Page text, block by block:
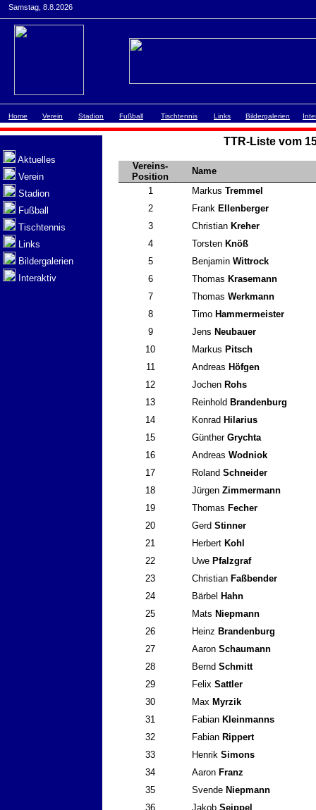
Samstag, 8.8.2026
Home Verein Stadion Fußball Tischtennis Links Bildergalerien
Aktuelles
Verein
Stadion
Fußball
Tischtennis
Links
Bildergalerien
Interaktiv
TTR-Liste vom
Vereins-
Position
Name
1
Markus Tremmel
2
Frank Ellenberger
3
Christian Kreher
4
Torsten Knöß
5
Benjamin Wittrock
6
Thomas Krasemann
7
Thomas Werkmann
8
Timo Hammermeister
9
Jens Neubauer
10
Markus Pitsch
11
Andreas Höfgen
12
Jochen Rohs
13
Reinhold Brandenburg
14
Konrad Hilarius
15
Günther Grychta
16
Andreas Wodniok
17
Roland Schneider
18
Jürgen Zimmermann
19
Thomas Fecher
20
Gerd Stinner
21
Herbert Kohl
22
Uwe Pfalzgraf
23
Christian Faßbender
24
Bärbel Hahn
25
Mats Niepmann
26
Heinz Brandenburg
27
Aaron Schaumann
28
Bernd Schmitt
29
Felix Sattler
30
Max Myrzik
31
Fabian Kleinmanns
32
Fabian Rippert
33
Henrik Simons
34
Aaron Franz
35
Svende Niepmann
36
Jakob Seippel